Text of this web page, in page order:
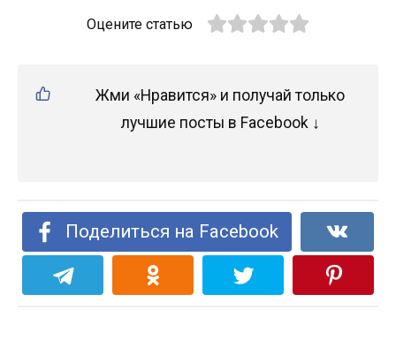
Оцените статью
Жми «Нравится» и получай только
лучшие посты в Facebook ↓
Поделиться на Facebook